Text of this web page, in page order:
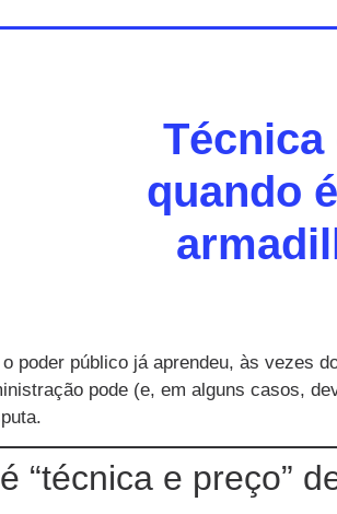
Técnica
quando
poder público já aprendeu, às vezes
pode (e, em alguns casos,
“técnica e preço”